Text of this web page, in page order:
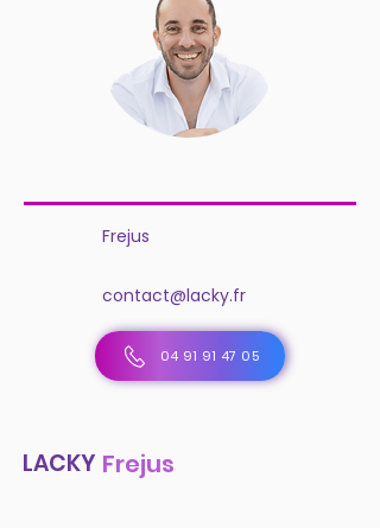
Frejus
contact@lacky.fr
04 91 91 47 05
LACKY Frejus